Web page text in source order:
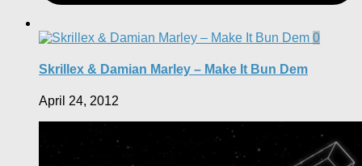
0
Skrillex & Damian Marley – Make It Bun Dem
April 24, 2012